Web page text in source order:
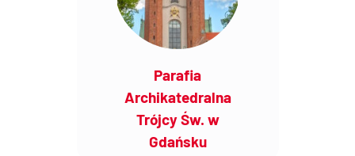
Parafia
Archikatedralna
Trójcy Św. w
Gdańsku